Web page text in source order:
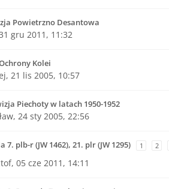
Powietrzno Desantowa
gru 2011, 11:32
Kolei
21 lis 2005, 10:57
Piechoty w latach 1950-1952
24 sty 2005, 22:56
7. plb-r (JW 1462), 21. plr (JW 1295) 1 2
05 cze 2011, 14:11